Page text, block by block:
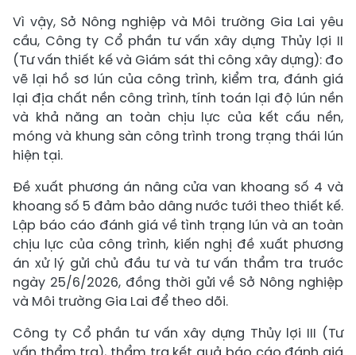
Vì vậy, Sở Nông nghiệp và Môi trường Gia Lai yêu
cầu, Công ty Cổ phần tư vấn xây dựng Thủy lợi II
(Tư vấn thiết kế và Giám sát thi công xây dựng): đo
vẽ lại hồ sơ lún của công trình, kiểm tra, đánh giá
lại địa chất nền công trình, tính toán lại độ lún nền
và khả năng an toàn chịu lực của kết cấu nền,
móng và khung sàn công trình trong trạng thái lún
hiện tại.
Đề xuất phương án nâng cửa van khoang số 4 và
khoang số 5 đảm bảo dâng nước tưới theo thiết kế.
Lập báo cáo đánh giá về tình trạng lún và an toàn
chịu lực của công trình, kiến nghị đề xuất phương
án xử lý gửi chủ đầu tư và tư vấn thẩm tra trước
ngày 25/6/2026, đồng thời gửi về Sở Nông nghiệp
và Môi trường Gia Lai để theo dõi.
Công ty Cổ phần tư vấn xây dựng Thủy lợi III (Tư